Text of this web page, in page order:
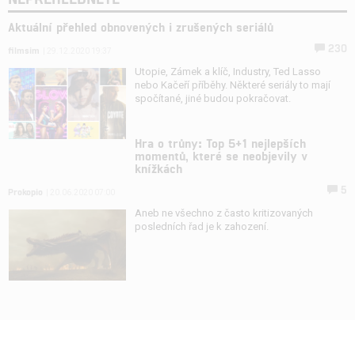
Aktuální přehled obnovených i zrušených seriálů
Utopie, Zámek a klíč, Industry, Ted Lasso
nebo Kačeří příběhy. Některé seriály to mají
spočítané, jiné budou pokračovat.
Hra o trůny: Top 5+1 nejlepších
momentů, které se neobjevily v
knížkách
Aneb ne všechno z často kritizovaných
posledních řad je k zahození.